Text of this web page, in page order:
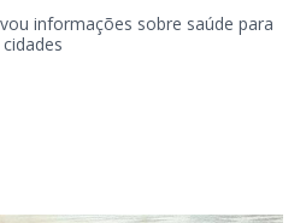
informações sobre saúde para